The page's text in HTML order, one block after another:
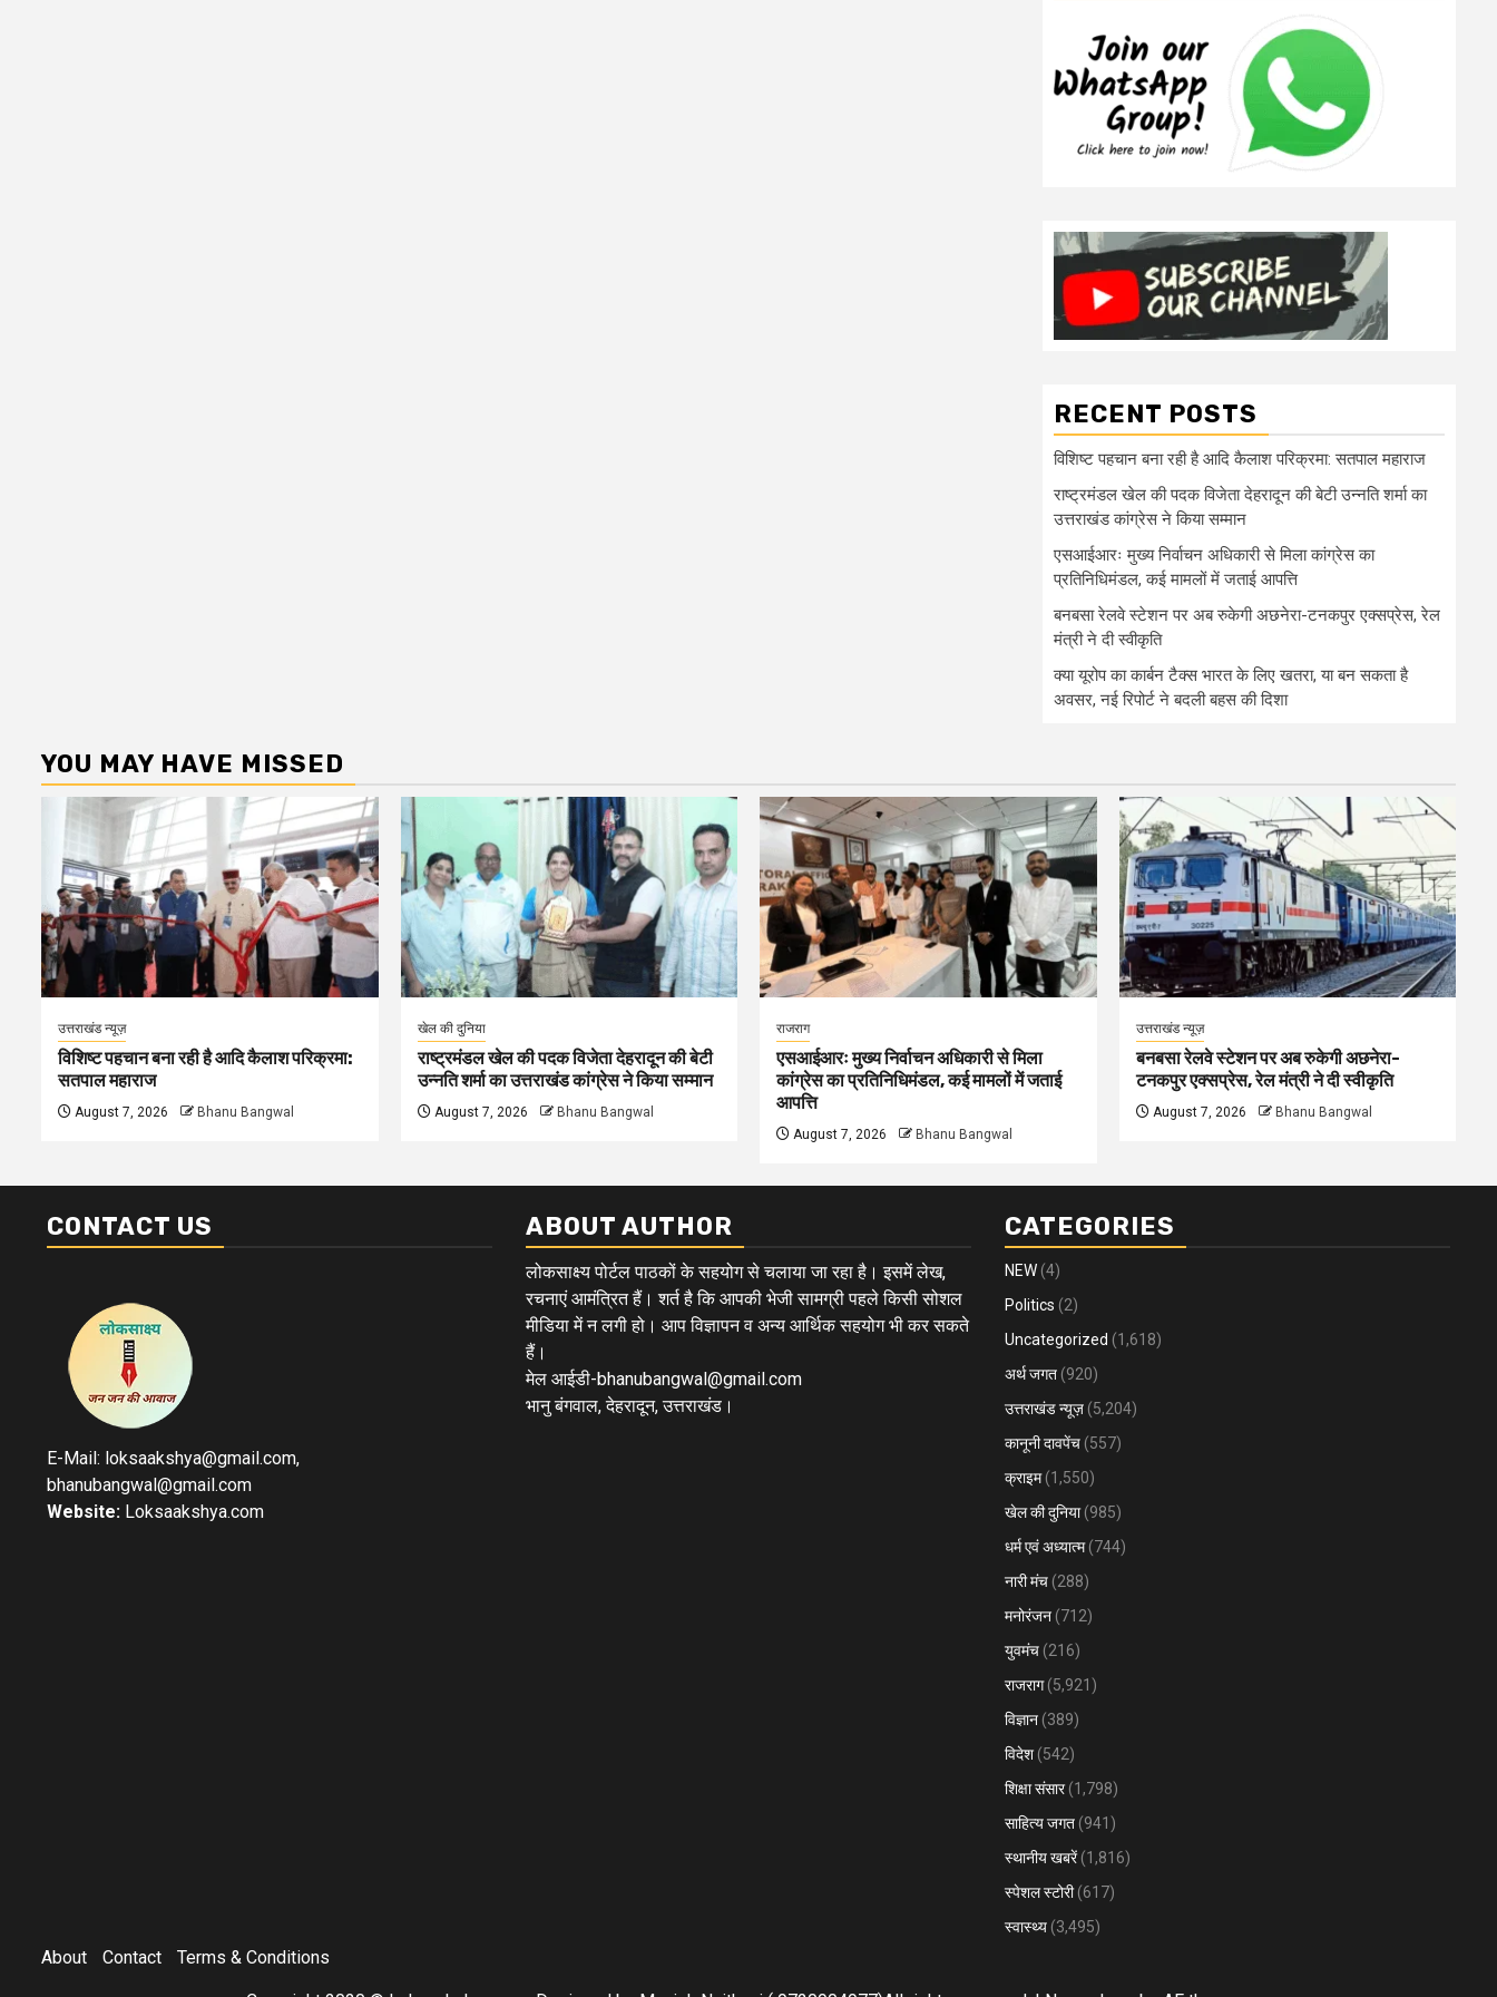
RECENT POSTS
विशिष्ट पहचान बना रही है आदि कैलाश परिक्रमा: सतपाल महाराज
राष्ट्रमंडल खेल की पदक विजेता देहरादून की बेटी उन्नति शर्मा का
उत्तराखंड कांग्रेस ने किया सम्मान
एसआईआरः मुख्य निर्वाचन अधिकारी से मिला कांग्रेस का
प्रतिनिधिमंडल, कई मामलों में जताई आपत्ति
बनबसा रेलवे स्टेशन पर अब रुकेगी अछनेरा-टनकपुर एक्सप्रेस, रेल
मंत्री ने दी स्वीकृति
क्या यूरोप का कार्बन टैक्स भारत के लिए खतरा, या बन सकता है
अवसर, नई रिपोर्ट ने बदली बहस की दिशा
YOU MAY HAVE MISSED
उत्तराखंड न्यूज़
विशिष्ट पहचान बना रही है आदि कैलाश परिक्रमा:
सतपाल महाराज
August 7, 2026 Bhanu Bangwal
खेल की दुनिया
राष्ट्रमंडल खेल की पदक विजेता देहरादून की बेटी
उन्नति शर्मा का उत्तराखंड कांग्रेस ने किया सम्मान
August 7, 2026 Bhanu Bangwal
राजराग
एसआईआरः मुख्य निर्वाचन अधिकारी से मिला
कांग्रेस का प्रतिनिधिमंडल, कई मामलों में जताई
आपत्ति
August 7, 2026 Bhanu Bangwal
उत्तराखंड न्यूज़
बनबसा रेलवे स्टेशन पर अब रुकेगी अछनेरा-
टनकपुर एक्सप्रेस, रेल मंत्री ने दी स्वीकृति
August 7, 2026 Bhanu Bangwal
CONTACT US
E-Mail: loksaakshya@gmail.com,
bhanubangwal@gmail.com
Website: Loksaakshya.com
ABOUT AUTHOR
लोकसाक्ष्य पोर्टल पाठकों के सहयोग से चलाया जा रहा है। इसमें लेख,
रचनाएं आमंत्रित हैं। शर्त है कि आपकी भेजी सामग्री पहले किसी सोशल
मीडिया में न लगी हो। आप विज्ञापन व अन्य आर्थिक सहयोग भी कर सकते
हैं।
मेल आईडी-bhanubangwal@gmail.com
भानु बंगवाल, देहरादून, उत्तराखंड।
CATEGORIES
NEW (4)
Politics (2)
Uncategorized (1,618)
अर्थ जगत (920)
उत्तराखंड न्यूज़ (5,204)
कानूनी दावपेंच (557)
क्राइम(1,550)
खेल की दुनिया(985)
धर्म एवं अध्यात्म(744)
नारी मंच (288)
मनोरंजन (712)
युवमंच (216)
राजराग(5,921)
विज्ञान (389)
विदेश (542)
शिक्षा संसार(1,798)
साहित्य जगत (941)
स्थानीय खबरें(1,816)
स्पेशल स्टोरी(617)
स्वास्थ्य (3,495)
About Contact Terms & Conditions